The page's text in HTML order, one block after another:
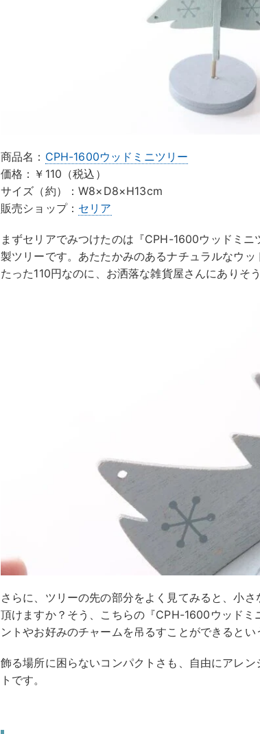
商品名： CPH-1600ウッドミニツリー
価格：￥110（税込）
サイズ（約）：W8×D8×H13cm
販売ショップ： セリア
まずセリアでみつけたのは『CPH-1600ウッドミニ
製ツリーです。あたたかみのあるナチュラルなウッ
たった110円なのに、お洒落な雑貨屋さんにありそ
さらに、ツリーの先の部分をよく見てみると、小
頂けますか？そう、こちらの『CPH-1600ウッドミ
ントやお好みのチャームを吊るすことができるとい
飾る場所に困らないコンパクトさも、自由にアレ
トです。